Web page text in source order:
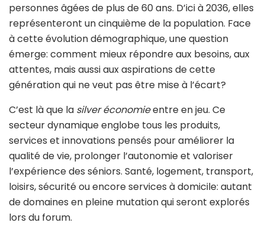
personnes âgées de plus de 60 ans. D’ici à 2036, elles
représenteront un cinquième de la population. Face
à cette évolution démographique, une question
émerge: comment mieux répondre aux besoins, aux
attentes, mais aussi aux aspirations de cette
génération qui ne veut pas être mise à l’écart?
C’est là que la silver économieentre en jeu. Ce
secteur dynamique englobe tous les produits,
services et innovations pensés pour améliorer la
qualité de vie, prolonger l’autonomie et valoriser
l’expérience des séniors. Santé, logement, transport,
loisirs, sécurité ou encore services à domicile: autant
de domaines en pleine mutation qui seront explorés
lors du forum.